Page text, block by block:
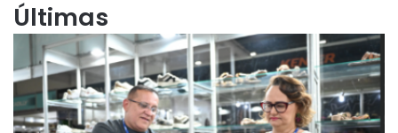
Últimas